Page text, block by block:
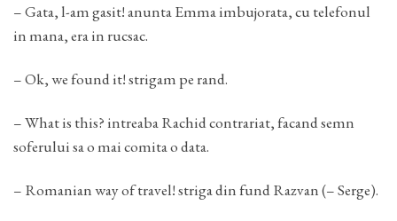
– Gata, l-am gasit! anunta Emma imbujorata, cu telefonul
in mana, era in rucsac.
– Ok, we found it! strigam pe rand.
– What is this? intreaba Rachid contrariat, facand semn
soferului sa o mai comita o data.
– Romanian way of travel! striga din fund Razvan (– Serge).